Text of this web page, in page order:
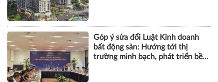
DOANH NGHIỆP
Vinpearl trở thành thương hiệu